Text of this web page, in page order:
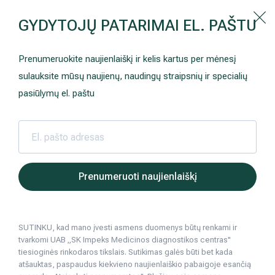
Kaip prisirašyti prie Hila | Šeimos medicinos centro?
Instrukcija
Prisirašyti prie „Hila“
Hila | Medicinos diagnostikos ir gydymo centras
2016 11 30
Nėštumas ir skiepai nuo gripo: mitai ir
5min. skaitymo
GYDYTOJŲ PATARIMAI EL. PAŠTU
Prenumeruokite naujienlaiškį ir kelis kartus per mėnesį
sulauksite mūsų naujienų, naudingų straipsnių ir specialių
pasiūlymų el. paštu
Prenumeruoti naujienlaiškį
SUTINKU, kad mano įvesti asmens duomenys būtų renkami ir
tvarkomi UAB „SK Impeks Medicinos diagnostikos centras"
tiesioginės rinkodaros tikslais. Sutikimas galės būti bet kada
atšauktas, paspaudus kiekvieno naujienlaiškio pabaigoje esančią
AKCIJOS
Tyrimai
Neurologija
Sveikatos klubo narystė
Reabilitacija ir sporto medicina
Kuo pasirūpinti prieš atvykstant
Apmokėjimas ir paslaugos
Apgyvendinimas ir maitinimas
Pacientams iš užsienio
Duomenų apsauga